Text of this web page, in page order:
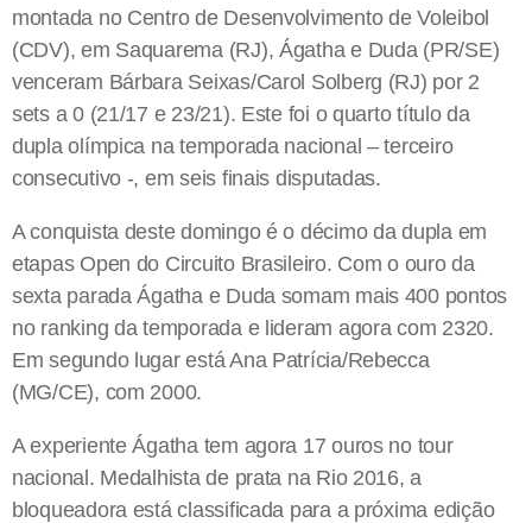
montada no Centro de Desenvolvimento de Voleibol
(CDV), em Saquarema (RJ), Ágatha e Duda (PR/SE)
venceram Bárbara Seixas/Carol Solberg (RJ) por 2
sets a 0 (21/17 e 23/21). Este foi o quarto título da
dupla olímpica na temporada nacional – terceiro
consecutivo -, em seis finais disputadas.
A conquista deste domingo é o décimo da dupla em
etapas Open do Circuito Brasileiro. Com o ouro da
sexta parada Ágatha e Duda somam mais 400 pontos
no ranking da temporada e lideram agora com 2320.
Em segundo lugar está Ana Patrícia/Rebecca
(MG/CE), com 2000.
A experiente Ágatha tem agora 17 ouros no tour
nacional. Medalhista de prata na Rio 2016, a
bloqueadora está classificada para a próxima edição